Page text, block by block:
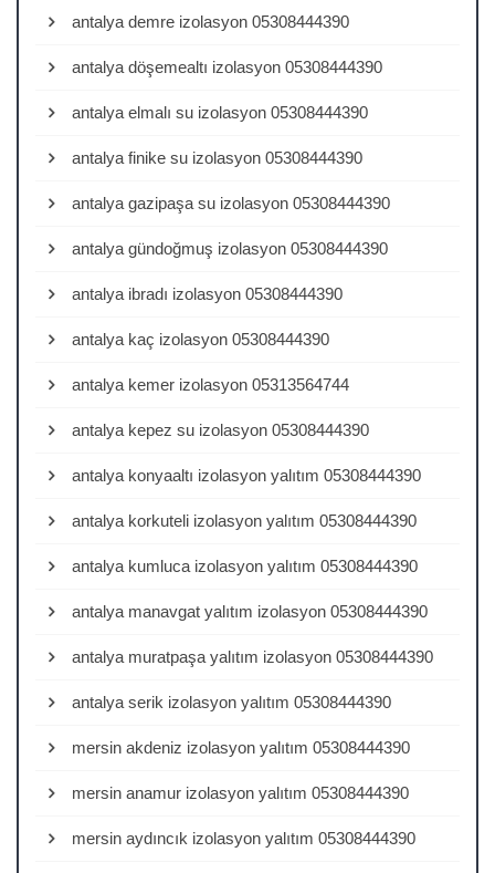
antalya demre izolasyon 05308444390
antalya döşemealtı izolasyon 05308444390
antalya elmalı su izolasyon 05308444390
antalya finike su izolasyon 05308444390
antalya gazipaşa su izolasyon 05308444390
antalya gündoğmuş izolasyon 05308444390
antalya ibradı izolasyon 05308444390
antalya kaç izolasyon 05308444390
antalya kemer izolasyon 05313564744
antalya kepez su izolasyon 05308444390
antalya konyaaltı izolasyon yalıtım 05308444390
antalya korkuteli izolasyon yalıtım 05308444390
antalya kumluca izolasyon yalıtım 05308444390
antalya manavgat yalıtım izolasyon 05308444390
antalya muratpaşa yalıtım izolasyon 05308444390
antalya serik izolasyon yalıtım 05308444390
mersin akdeniz izolasyon yalıtım 05308444390
mersin anamur izolasyon yalıtım 05308444390
mersin aydıncık izolasyon yalıtım 05308444390